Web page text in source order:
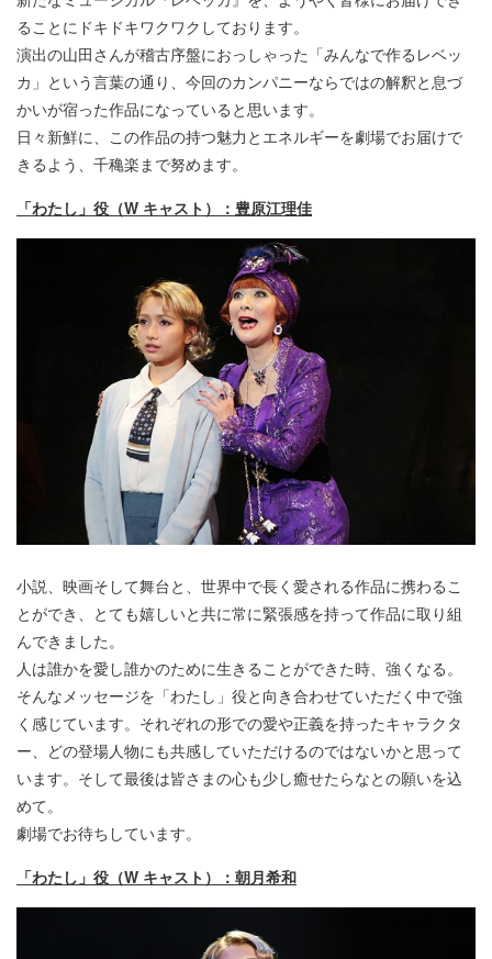
ることにドキドキワクワクしております。
演出の山田さんが稽古序盤におっしゃった「みんなで作るレベッ
カ」という言葉の通り、今回のカンパニーならではの解釈と息づ
かいが宿った作品になっていると思います。
日々新鮮に、この作品の持つ魅力とエネルギーを劇場でお届けで
きるよう、千穐楽まで努めます。
「わたし」役（W キャスト）：豊原江理佳
小説、映画そして舞台と、世界中で長く愛される作品に携わるこ
とができ、とても嬉しいと共に常に緊張感を持って作品に取り組
んできました。
人は誰かを愛し誰かのために生きることができた時、強くなる。
そんなメッセージを「わたし」役と向き合わせていただく中で強
く感じています。それぞれの形での愛や正義を持ったキャラクタ
ー、どの登場人物にも共感していただけるのではないかと思って
います。そして最後は皆さまの心も少し癒せたらなとの願いを込
めて。
劇場でお待ちしています。
「わたし」役（W キャスト）：朝月希和